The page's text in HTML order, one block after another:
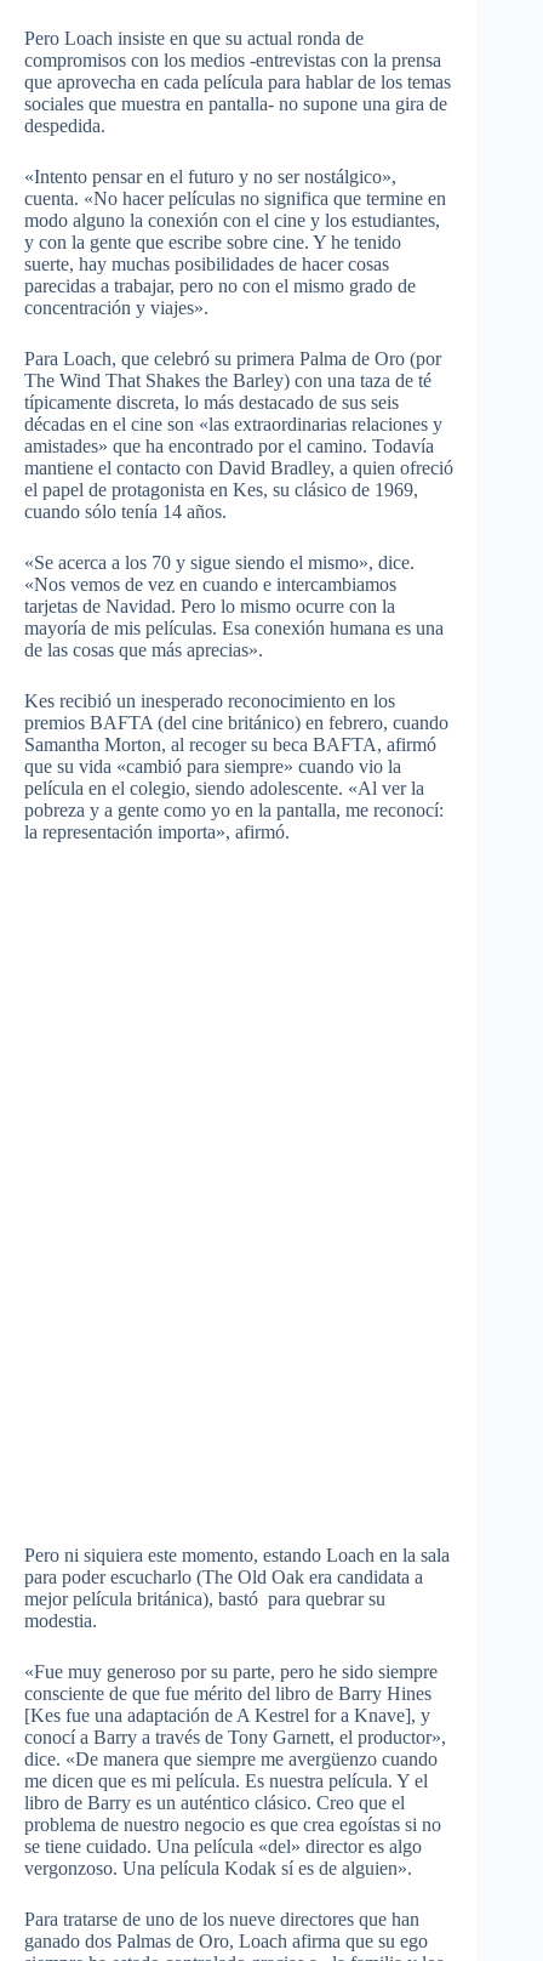
Pero Loach insiste en que su actual ronda de
compromisos con los medios -entrevistas con la prensa
que aprovecha en cada película para hablar de los temas
sociales que muestra en pantalla- no supone una gira de
despedida.
«Intento pensar en el futuro y no ser nostálgico»,
cuenta. «No hacer películas no significa que termine en
modo alguno la conexión con el cine y los estudiantes,
y con la gente que escribe sobre cine. Y he tenido
suerte, hay muchas posibilidades de hacer cosas
parecidas a trabajar, pero no con el mismo grado de
concentración y viajes».
Para Loach, que celebró su primera Palma de Oro (por
The Wind That Shakes the Barley) con una taza de té
típicamente discreta, lo más destacado de sus seis
décadas en el cine son «las extraordinarias relaciones y
amistades» que ha encontrado por el camino. Todavía
mantiene el contacto con David Bradley, a quien ofreció
el papel de protagonista en Kes, su clásico de 1969,
cuando sólo tenía 14 años.
«Se acerca a los 70 y sigue siendo el mismo», dice.
«Nos vemos de vez en cuando e intercambiamos
tarjetas de Navidad. Pero lo mismo ocurre con la
mayoría de mis películas. Esa conexión humana es una
de las cosas que más aprecias».
Kes recibió un inesperado reconocimiento en los
premios BAFTA (del cine británico) en febrero, cuando
Samantha Morton, al recoger su beca BAFTA, afirmó
que su vida «cambió para siempre» cuando vio la
película en el colegio, siendo adolescente. «Al ver la
pobreza y a gente como yo en la pantalla, me reconocí:
la representación importa», afirmó.
Pero ni siquiera este momento, estando Loach en la sala
para poder escucharlo (The Old Oak era candidata a
mejor película británica), bastó para quebrar su
modestia.
«Fue muy generoso por su parte, pero he sido siempre
consciente de que fue mérito del libro de Barry Hines
[Kes fue una adaptación de A Kestrel for a Knave], y
conocí a Barry a través de Tony Garnett, el productor»,
dice. «De manera que siempre me avergüenzo cuando
me dicen que es mi película. Es nuestra película. Y el
libro de Barry es un auténtico clásico. Creo que el
problema de nuestro negocio es que crea egoístas si no
se tiene cuidado. Una película «del» director es algo
vergonzoso. Una película Kodak sí es de alguien».
Para tratarse de uno de los nueve directores que han
ganado dos Palmas de Oro, Loach afirma que su ego